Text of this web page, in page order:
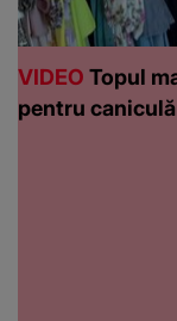
VIDEO Topul
pentru caniculă